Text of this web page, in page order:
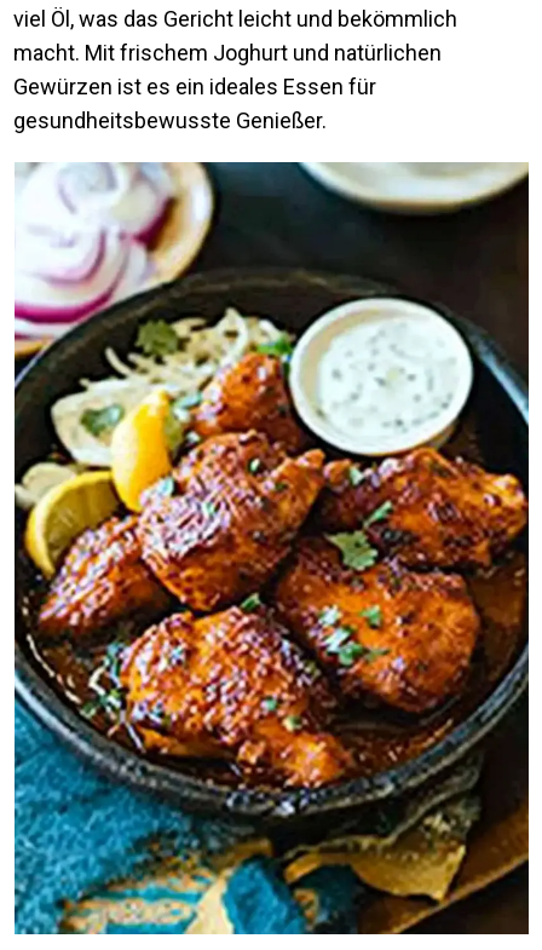
viel Öl, was das Gericht leicht und bekömmlich
macht. Mit frischem Joghurt und natürlichen
Gewürzen ist es ein ideales Essen für
gesundheitsbewusste Genießer.